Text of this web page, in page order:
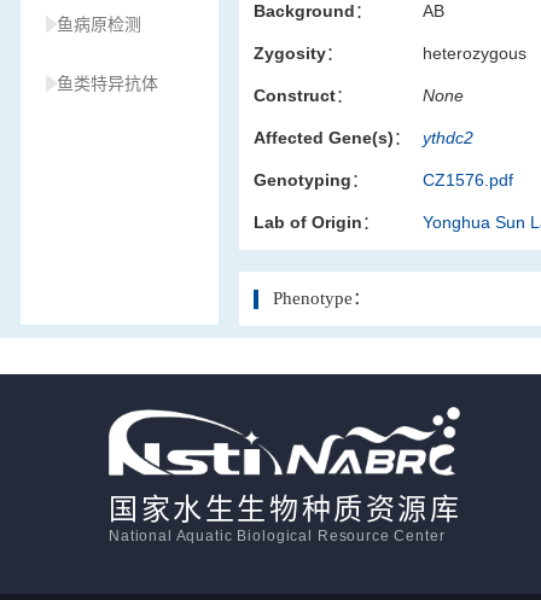
鱼病原检测
鱼类特异抗体
Background： AB
Zygosity： heterozygous
Construct： None
Affected Gene(s)： ythdc2
Genotyping： CZ1576.pdf
Lab of Origin： Yonghua Sun
Phenotype：
国家水生生物种质资源库
National Aquatic Biological Resource Center